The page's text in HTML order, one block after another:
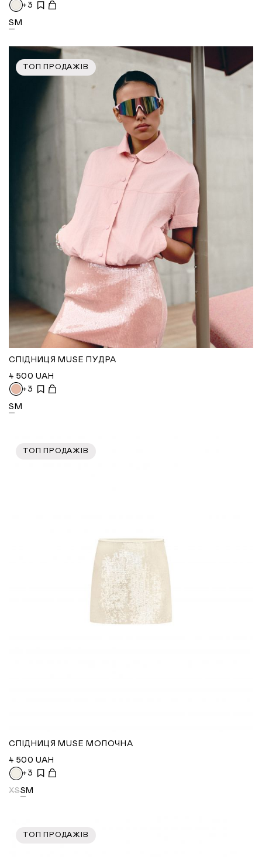
+3
S M
ТОП ПРОДАЖІВ
СПІДНИЦЯ MUSE ПУДРА
4 500 UAH
+3
S M
ТОП ПРОДАЖІВ
СПІДНИЦЯ MUSE МОЛОЧНА
4 500 UAH
+3
XSS M
ТОП ПРОДАЖІВ